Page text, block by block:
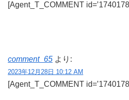
[Agent_T_COMMENT
comment_65 より:
2023年12月28日 10:12 AM
[Agent_T_COMMENT